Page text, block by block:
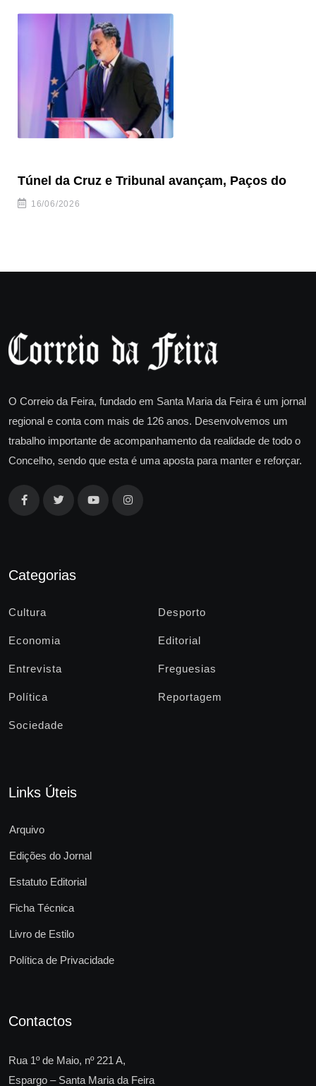
Túnel da Cruz e Tribunal avançam, Paços do
16/06/2026
O Correio da Feira, fundado em Santa Maria da Feira é um jornal
regional e conta com mais de 126 anos. Desenvolvemos um
trabalho importante de acompanhamento da realidade de todo o
Concelho, sendo que esta é uma aposta para manter e reforçar.
Categorias
Cultura Desporto
Economia Editorial
Entrevista Freguesias
Política Reportagem
Sociedade
Links Úteis
Arquivo
Edições do Jornal
Estatuto Editorial
Ficha Técnica
Livro de Estilo
Política de Privacidade
Contactos
Rua 1º de Maio, nº 221 A,
Espargo – Santa Maria da Feira